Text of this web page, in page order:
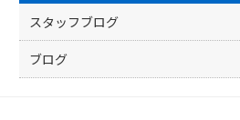
k
スタッフブログ
ブログ